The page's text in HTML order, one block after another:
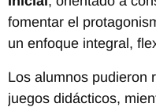
fomentar el
un enfoque integral,
Los alumnos pudieron
juegos didácticos,